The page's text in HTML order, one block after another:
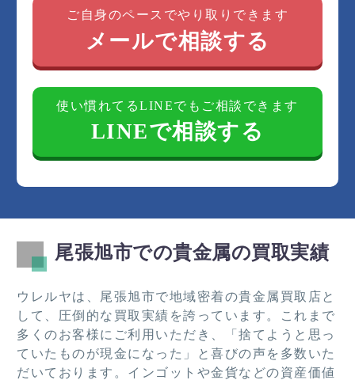
ご自身のペースでやり取りできます
メールで相談する
使い慣れてるLINEでもご相談できます
LINEで相談する
尾張旭市での貴金属の買取実績
ウレルヤは、尾張旭市で地域密着の貴金属買取店と
して、圧倒的な買取実績を誇っています。これまで
多くのお客様にご利用いただき、「捨てようと思っ
ていたものが現金になった」と喜びの声を多数いた
だいております。インゴットや金貨などの資産価値